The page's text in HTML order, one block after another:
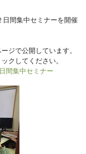
間集中セミナーを開催
ジで公開しています。
クしてください。
間集中セミナー